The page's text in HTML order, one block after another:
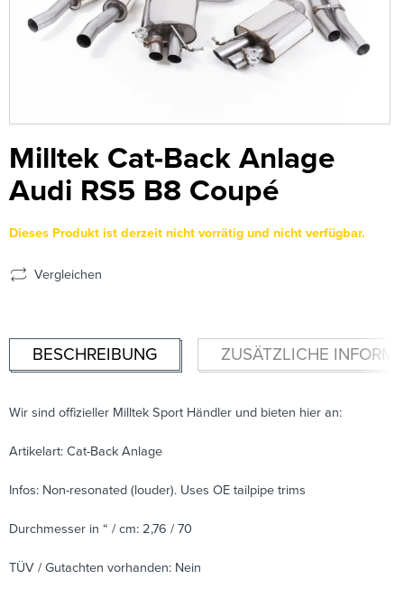
Milltek Cat-Back Anlage
Audi RS5 B8 Coupé
Dieses Produkt ist derzeit nicht vorrätig und nicht verfügbar.
Vergleichen
BESCHREIBUNG ZUSÄTZLICHE
Wir sind offizieller Milltek Sport Händler und bieten hier an:
Artikelart: Cat-Back Anlage
Infos: Non-resonated (louder). Uses OE tailpipe trims
Durchmesser in “ / cm: 2,76 / 70
TÜV / Gutachten vorhanden: Nein